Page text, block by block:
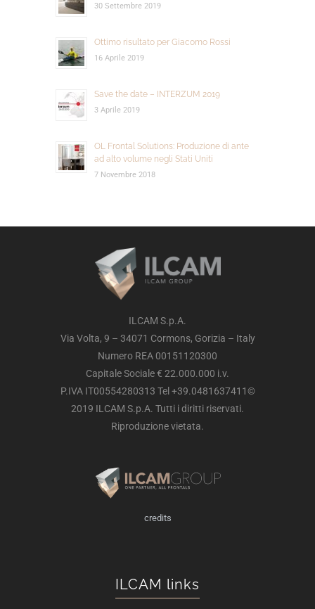
30 Settembre 2019
Ottimo risultato per Giacomo Rossi
16 Aprile 2019
Save the date – INTERZUM 2019
3 Aprile 2019
OL Frontal Solutions: Produzione di ante
ad alto volume negli Stati Uniti
7 Novembre 2018
ILCAM S.p.A.
Via Volta, 9 – 34071 Cormons, Gorizia – Italy
Numero REA 00151120300
Capitale Sociale € 22.000.000 i.v.
P.IVA IT00554280313 Tel +39.0481637411©
2019 ILCAM S.p.A. Tutti i diritti riservati.
Riproduzione vietata.
credits
ILCAM links